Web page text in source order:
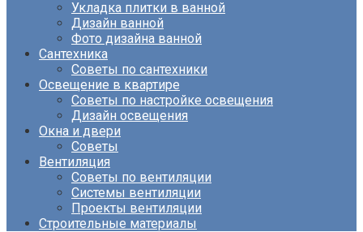
Укладка плитки в ванной
Дизайн ванной
Фото дизайна ванной
Сантехника
Советы по сантехники
Освещение в квартире
Советы по настройке освещения
Дизайн освещения
Окна и двери
Советы
Вентиляция
Советы по вентиляции
Системы вентиляции
Проекты вентиляции
Строительные материалы